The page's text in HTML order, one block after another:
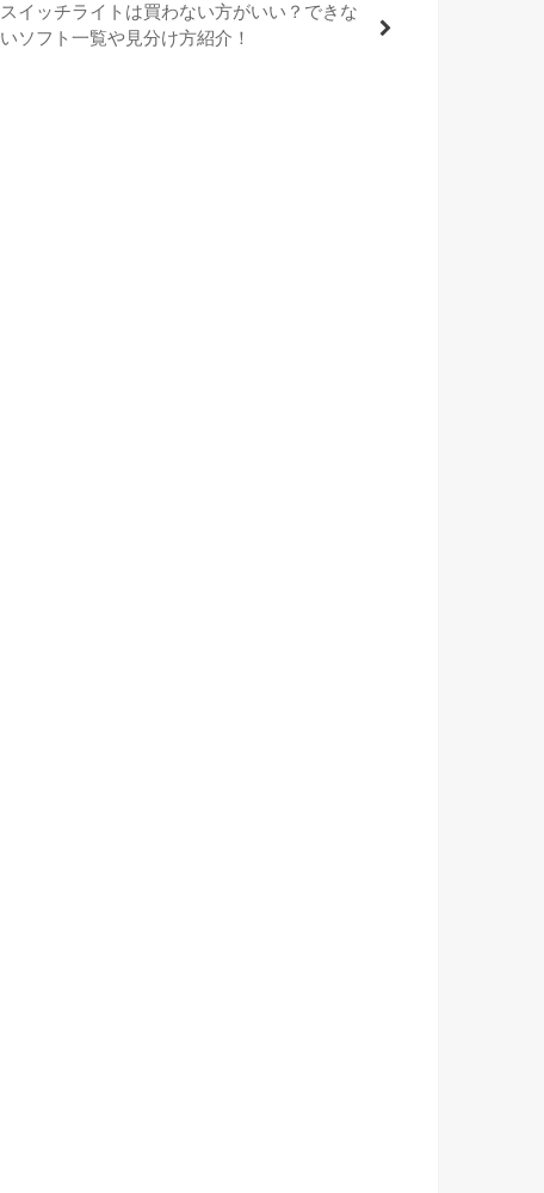
スイッチライトは買わない方がいい？できな
いソフト一覧や見分け方紹介！